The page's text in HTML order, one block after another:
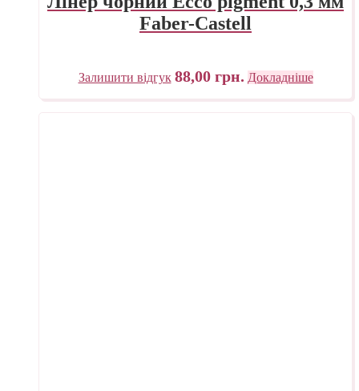
Faber-Castell
Залишити відгук 88,00 грн. Докладніше